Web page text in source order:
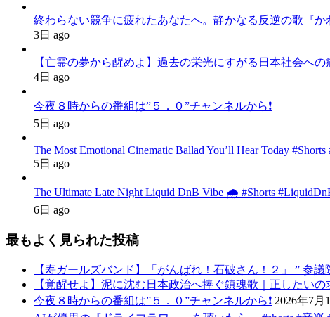
終わらない競争に疲れたあなたへ。静かなる反逆の歌『か
3日 ago
【亡霊の夢から醒めよ】過去の栄光にすがる日本社会へ
4日 ago
今夜８時からの番組は”５．０”チャンネルから❗️
5日 ago
The Most Emotional Cinematic Ballad You’ll Hear Today
5日 ago
The Ultimate Late Night Liquid DnB Vibe 🌧️ #Shorts
6日 ago
最もよく見られた投稿
【寿ガールズバンド】「がんばれ！石破さん！２」 ” 参
【覚醒せよ】泥に沈む日本政治へ捧ぐ鎮魂歌｜正したいの
今夜８時からの番組は”５．０”チャンネルから❗️ 2026年7月